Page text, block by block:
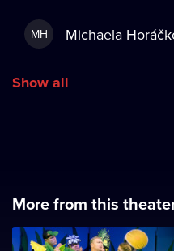
MH Michaela
Show all
More from this